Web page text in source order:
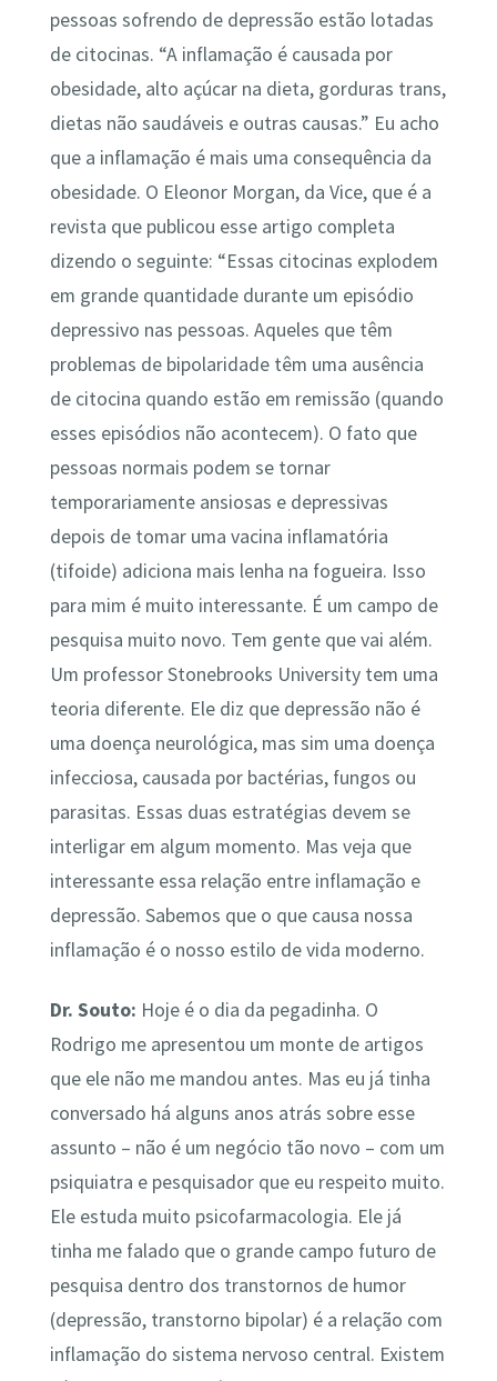
pessoas sofrendo de depressão estão lotadas
de citocinas. “A inflamação é causada por
obesidade, alto açúcar na dieta, gorduras trans,
dietas não saudáveis e outras causas.” Eu acho
que a inflamação é mais uma consequência da
obesidade. O Eleonor Morgan, da Vice, que é a
revista que publicou esse artigo completa
dizendo o seguinte: “Essas citocinas explodem
em grande quantidade durante um episódio
depressivo nas pessoas. Aqueles que têm
problemas de bipolaridade têm uma ausência
de citocina quando estão em remissão (quando
esses episódios não acontecem). O fato que
pessoas normais podem se tornar
temporariamente ansiosas e depressivas
depois de tomar uma vacina inflamatória
(tifoide) adiciona mais lenha na fogueira. Isso
para mim é muito interessante. É um campo de
pesquisa muito novo. Tem gente que vai além.
Um professor Stonebrooks University tem uma
teoria diferente. Ele diz que depressão não é
uma doença neurológica, mas sim uma doença
infecciosa, causada por bactérias, fungos ou
parasitas. Essas duas estratégias devem se
interligar em algum momento. Mas veja que
interessante essa relação entre inflamação e
depressão. Sabemos que o que causa nossa
inflamação é o nosso estilo de vida moderno.
Dr. Souto: Hoje é o dia da pegadinha. O
Rodrigo me apresentou um monte de artigos
que ele não me mandou antes. Mas eu já tinha
conversado há alguns anos atrás sobre esse
assunto – não é um negócio tão novo – com um
psiquiatra e pesquisador que eu respeito muito.
Ele estuda muito psicofarmacologia. Ele já
tinha me falado que o grande campo futuro de
pesquisa dentro dos transtornos de humor
(depressão, transtorno bipolar) é a relação com
inflamação do sistema nervoso central. Existem